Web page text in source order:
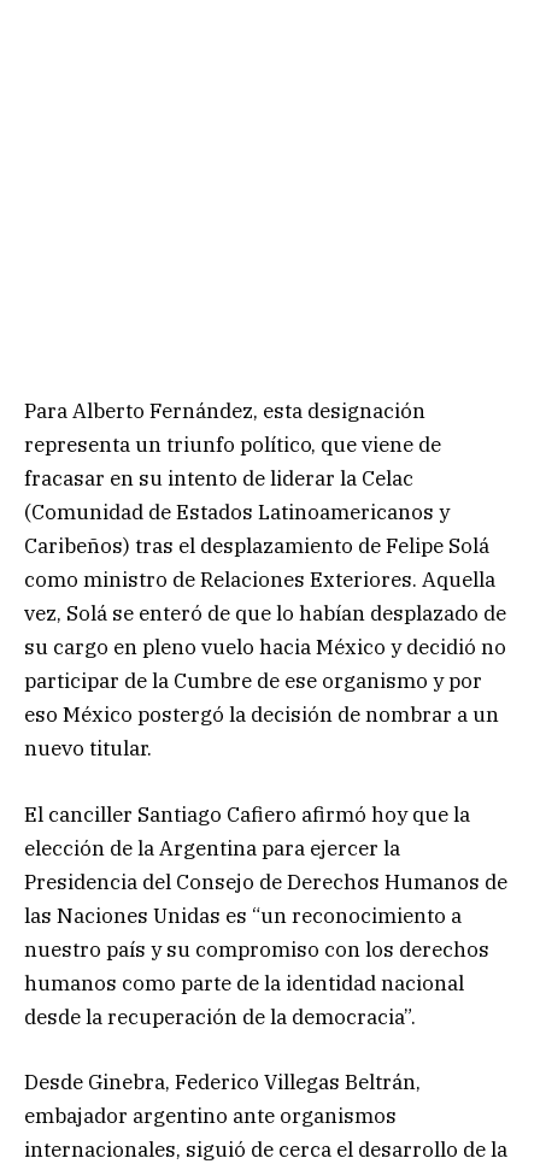
Para Alberto Fernández, esta designación
representa un triunfo político, que viene de
fracasar en su intento de liderar la Celac
(Comunidad de Estados Latinoamericanos y
Caribeños) tras el desplazamiento de Felipe Solá
como ministro de Relaciones Exteriores. Aquella
vez, Solá se enteró de que lo habían desplazado de
su cargo en pleno vuelo hacia México y decidió no
participar de la Cumbre de ese organismo y por
eso México postergó la decisión de nombrar a un
nuevo titular.
El canciller Santiago Cafiero afirmó hoy que la
elección de la Argentina para ejercer la
Presidencia del Consejo de Derechos Humanos de
las Naciones Unidas es “un reconocimiento a
nuestro país y su compromiso con los derechos
humanos como parte de la identidad nacional
desde la recuperación de la democracia”.
Desde Ginebra, Federico Villegas Beltrán,
embajador argentino ante organismos
internacionales, siguió de cerca el desarrollo de la